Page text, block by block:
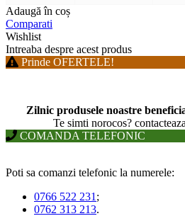
Adaugă în coș
Comparati
Wishlist
Intreaba despre acest produs
Prinde OFERTELE!
Zilnic produsele noastre
Te simti norocos?
COMANDA TELEFONIC
Poti sa comanzi telefonic la numerele:
0766 522 231 ;
0762 313 213.